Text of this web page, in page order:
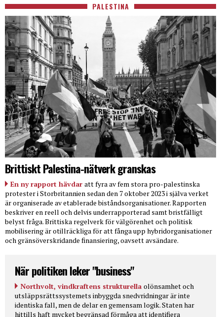
PALESTINA
Brittiskt Palestina-nätverk granskas
En ny rapport hävdar att fyra av fem stora pro-palestinska
protester i Storbritannien sedan den 7 oktober 2023 i själva verket
är organiserade av etablerade biståndsorganisationer. Rapporten
beskriver en reell och delvis underrapporterad samt bristfälligt
belyst fråga. Brittiska regelverk för välgörenhet och politisk
mobilisering är otillräckliga för att fånga upp hybridorganisationer
och gränsöverskridande finansiering, oavsett avsändare.
När politiken leker "business"
Northvolt, vindkraftens strukturella olönsamhet och
utsläppsrättssystemets inbyggda snedvridningar är inte
identiska fall, men de delar en gemensam logik. Staten har
hittills haft mycket begränsad förmåga att identifiera